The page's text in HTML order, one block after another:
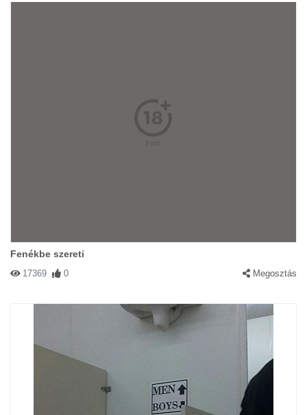
Fenékbe szereti
17369 0 Megosztás